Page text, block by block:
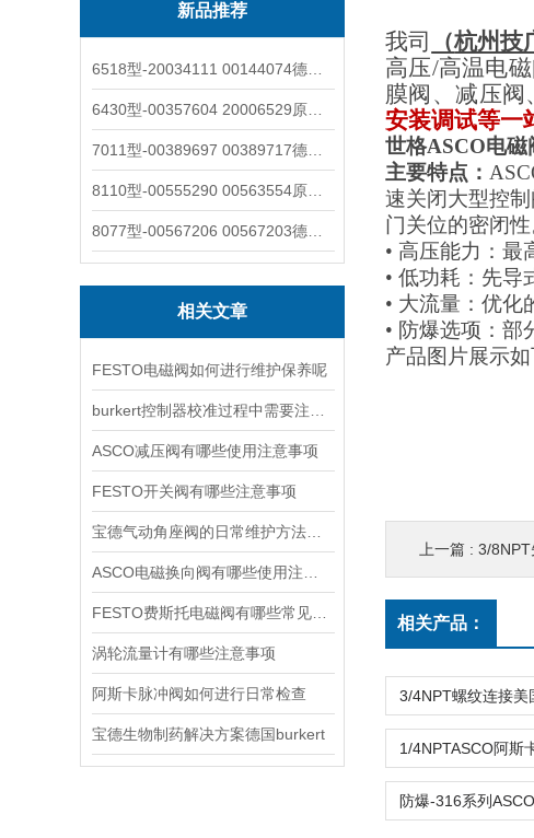
新品推荐
相关文章
FESTO电磁阀如何进行维护保养呢
ASCO减压阀有哪些使用注意事项
FESTO开关阀有哪些注意事项
涡轮流量计有哪些注意事项
阿斯卡脉冲阀如何进行日常检查
宝德生物制药解决方案德国burkert
我司 （杭州技
高压/高温电
膜阀、减压阀
安装调试等一
世格ASCO电
主要特点：
速关闭大型控
门关位的密闭性
• 高压能力：最
• 低功耗：先导
• 大流量：优化
• 防爆选项：部
产品图片展示如
上一篇 : 3/8NPT先
相关产品：